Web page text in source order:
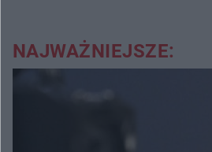
NAJWAŻNIEJSZE: